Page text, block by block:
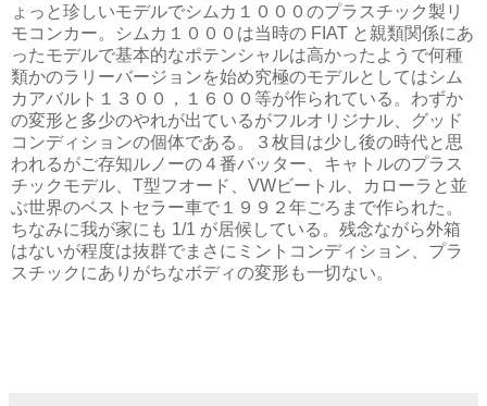
ょっと珍しいモデルでシムカ１０００のプラスチック製リ
モコンカー。シムカ１０００は当時の FIAT と親類関係にあ
ったモデルで基本的なポテンシャルは高かったようで何種
類かのラリーバージョンを始め究極のモデルとしてはシム
カアバルト１３００，１６００等が作られている。わずか
の変形と多少のやれが出ているがフルオリジナル、グッド
コンディションの個体である。３枚目は少し後の時代と思
われるがご存知ルノーの４番バッター、キャトルのプラス
チックモデル、T型フオード、VWビートル、カローラと並
ぶ世界のベストセラー車で１９９２年ごろまで作られた。
ちなみに我が家にも 1/1 が居候している。残念ながら外箱
はないが程度は抜群でまさにミントコンディション、プラ
スチックにありがちなボディの変形も一切ない。